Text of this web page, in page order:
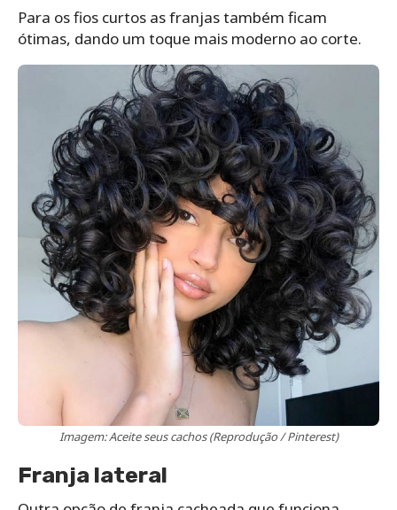
Para os fios curtos as franjas também ficam
ótimas, dando um toque mais moderno ao corte.
Imagem: Aceite seus cachos (Reprodução / Pinterest)
Franja lateral